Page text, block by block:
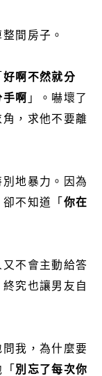
間房子。
好啊不然就分
手啊 」。嚇壞了
，求他不要離
地暴力。因為
不知道「 你在
不會主動給答
究也讓男友自
我，為什麼要
別忘了每次你